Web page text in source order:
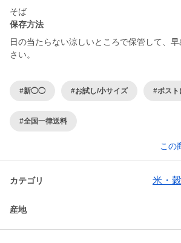
そば
保存方法
日の当たらない涼しいところで保管して、
さい。
#新◯◯ #お試し/小サイズ #ポスト
#全国一律送料
この
カテゴリ 米・
産地